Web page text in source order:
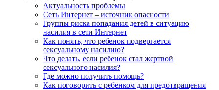
Актуальность проблемы
Сеть Интернет – источник опасности
Группы риска попадания детей в ситуацию
насилия в сети Интернет
Как понять, что ребенок подвергается
сексуальному насилию?
Что делать, если ребенок стал жертвой
сексуального насилия?
Где можно получить помощь?
Как поговорить с ребенком для предотвращения